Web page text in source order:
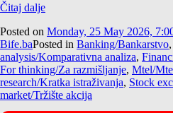
Čitaj dalje
Posted on Monday, 25 May 2026,
Bife.baPosted in Banking/Bankarstvo,
analysis/Komparativna analiza,
For thinking/Za razmišljanje, Mtel/
research/Kratka istraživanja, Stock
market/Tržište akcija